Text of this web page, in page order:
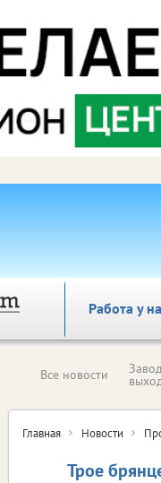
Работа у
Все новости
Главная Новости
Трое